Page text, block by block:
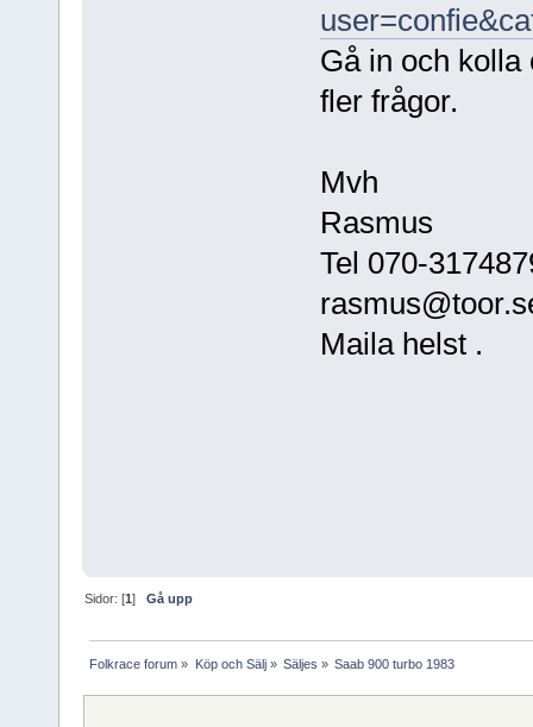
Gå in och kolla
fler frågor.
Mvh
Rasmus
Tel 070-
Maila helst .
Sidor: [1]Gå upp
Folkrace forum » Köp och Sälj» Säljes » Saab 900 turbo 1983